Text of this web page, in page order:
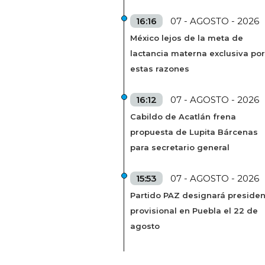
16:16 07 - AGOSTO - 2026
México lejos de la meta de
lactancia materna exclusiva por
estas razones
16:12 07 - AGOSTO - 2026
Cabildo de Acatlán frena
propuesta de Lupita Bárcenas
para secretario general
15:53 07 - AGOSTO - 2026
Partido PAZ designará
provisional en Puebla el 22 de
agosto